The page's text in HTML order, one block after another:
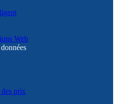
Web
prix